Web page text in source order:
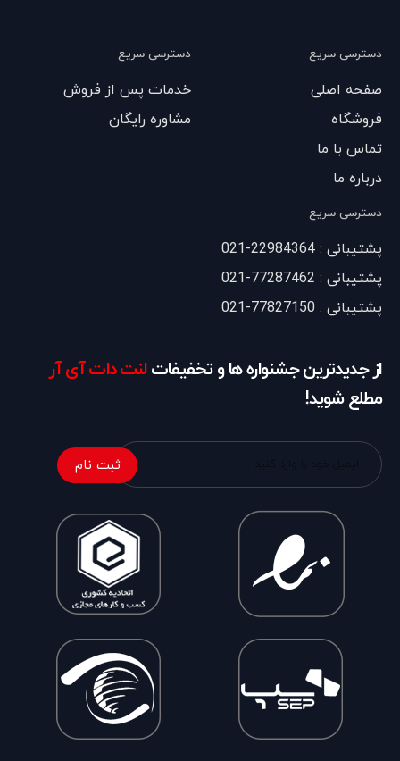
دسترسی سریع
صفحه اصلی
فروشگاه
تماس با ما
درباره ما
دسترسی سریع
خدمات پس از فروش
مشاوره رایگان
دسترسی سریع
پشتیبانی : 22984364-021
پشتیبانی : 77287462-021
پشتیبانی : 77827150-021
از جدیدترین جشنواره ها و تخفیفاتلنت دات آی آر
مطلع شوید!
ثبت نام